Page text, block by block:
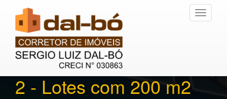
Toggle
2 - Lotes com 200 m2